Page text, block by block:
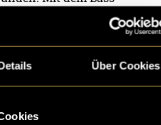
Über Cookies
entstand während
mein Makeup. So